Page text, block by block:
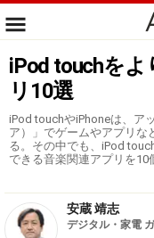
iPod touchを
リ10選
iPod touchやiPhoneは、ア
ア）」でゲームやアプリな
る。その中でも、iPod
できる音楽関連アプリを10
安蔵 靖志
デジタル・家電